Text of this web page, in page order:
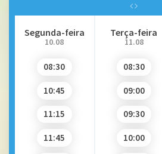
Segunda-feira
10.08
08:30
10:45
11:15
11:45
Terça-feira
11.08
08:30
09:00
09:30
10:00